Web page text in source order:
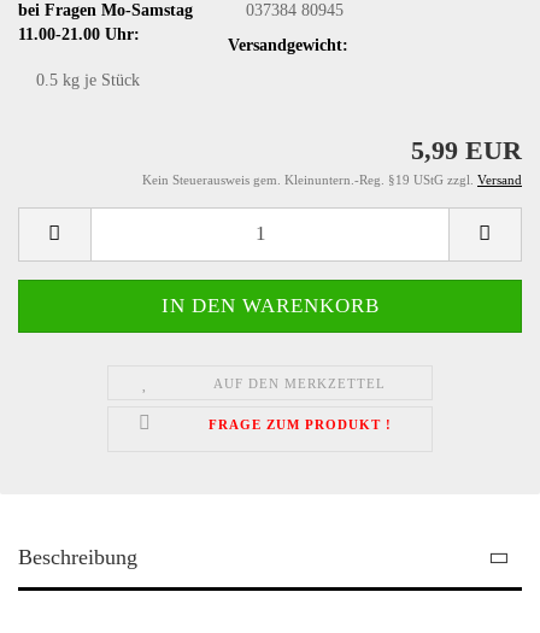
bei Fragen Mo-Samstag
11.00-21.00 Uhr:
037384 80945
Versandgewicht:
0.5 kg je Stück
5,99 EUR
Kein Steuerausweis gem. Kleinuntern.-Reg. §19 UStG zzgl. Versand
AUF DEN MERKZETTEL
FRAGE ZUM PRODUKT !
Beschreibung